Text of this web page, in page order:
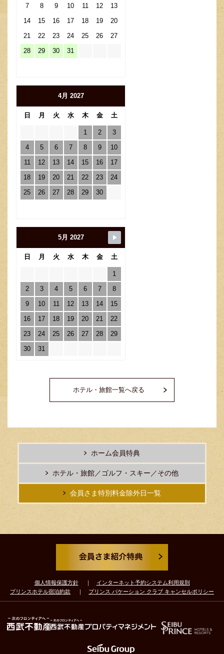
7
8 9 10 11 12
13
14
15 16 17 18 19
20
21
22 23 24 25 26
27
28
29 30 31
4月 2027
日 月 火 水 木 金 土
1 2
3
4
5 6 7 8 9
10
11
12 13 14 15 16
17
18
19 20 21 22 23
24
25
26 27 28 29 30
5月 2027
日 月 火 水 木 金 土
1
2
3 4 5 6 7
8
9
10 11 12 13 14
15
16
17 18 19 20 21
22
23
24 25 26 27 28
29
30
31
ホテル・旅館一覧へ戻る
ホーム会員特典
ホテル・旅館／ゴルフ・スキー／その他
会員さま特別料金除外日一覧
個人情報保護方針
インターネット予約システム利用規則
プリンスホテル宿泊約款
プリンス バケーション クラブ キャンセルポリシー